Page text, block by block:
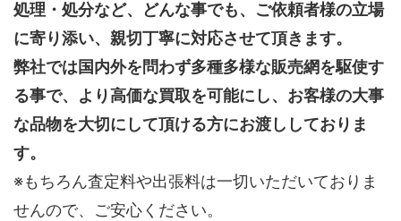
処理・処分など、どんな事でも、 ご依頼者様の立場
に寄り添い、親切丁寧に対応させて頂きます。
弊社では国内外を問わず多種多様な販売網を駆使す
る事で、より高価な買取を可能にし、お客様の大事
な品物を大切にして頂ける方にお渡ししておりま
す。
※もちろん査定料や出張料は一切いただいておりま
せんので、ご安心ください。